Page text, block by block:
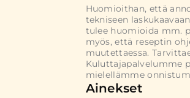
Huomioithan, että
tekniseen
tulee huomioida mm.
myös, että reseptin
muutettaessa.
Kuluttajapalvelumme
mielellämme
Ainekset